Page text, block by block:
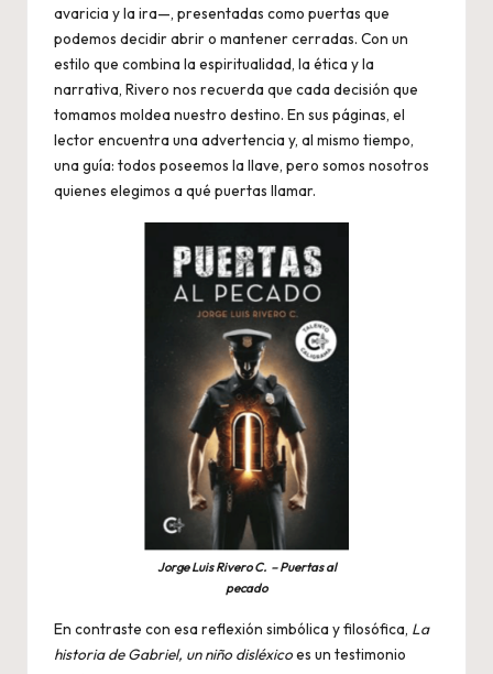
avaricia y la ira—, presentadas como puertas que
podemos decidir abrir o mantener cerradas. Con un
estilo que combina la espiritualidad, la ética y la
narrativa, Rivero nos recuerda que cada decisión que
tomamos moldea nuestro destino. En sus páginas, el
lector encuentra una advertencia y, al mismo tiempo,
una guía: todos poseemos la llave, pero somos nosotros
quienes elegimos a qué puertas llamar.
Jorge Luis Rivero C. – Puertas al
pecado
En contraste con esa reflexión simbólica y filosófica, La
historia de Gabriel, un niño disléxicoes un testimonio